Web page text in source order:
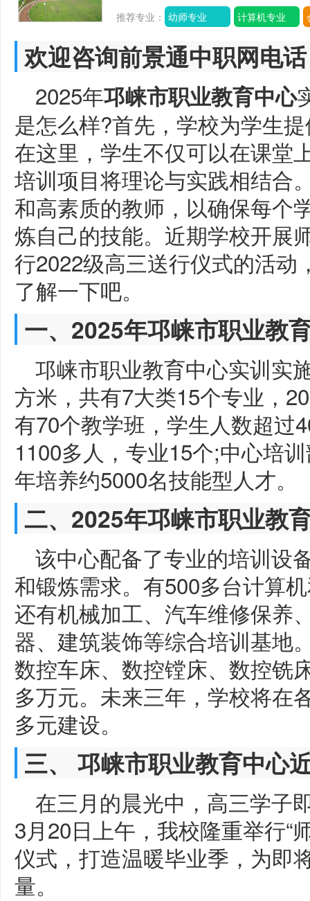
推荐专业： 幼师专业 计算机专业
欢迎咨询前景通中职网电
2025年邛崃市职业教育中心
是怎么样?首先，学校为学生
在这里，学生不仅可以在课堂
培训项目将理论与实践相结合
和高素质的教师，以确保每个
炼自己的技能。近期学校开展
行2022级高三送行仪式的活
了解一下吧。
一、2025年邛崃市职业教
邛崃市职业教育中心实训实
方米，共有7大类15个专业，
有70个教学班，学生人数超过
1100多人，专业15个;中心培
年培养约5000名技能型人才。
二、2025年邛崃市职业教
该中心配备了专业的培训设
和锻炼需求。有500多台计算
还有机械加工、汽车维修保养
器、建筑装饰等综合培训基地
数控车床、数控镗床、数控铣
多万元。未来三年，学校将在
多元建设。
三、 邛崃市职业教育中心
在三月的晨光中，高三学子
3月20日上午，我校隆重举行“
仪式，打造温暖毕业季，为即
量。